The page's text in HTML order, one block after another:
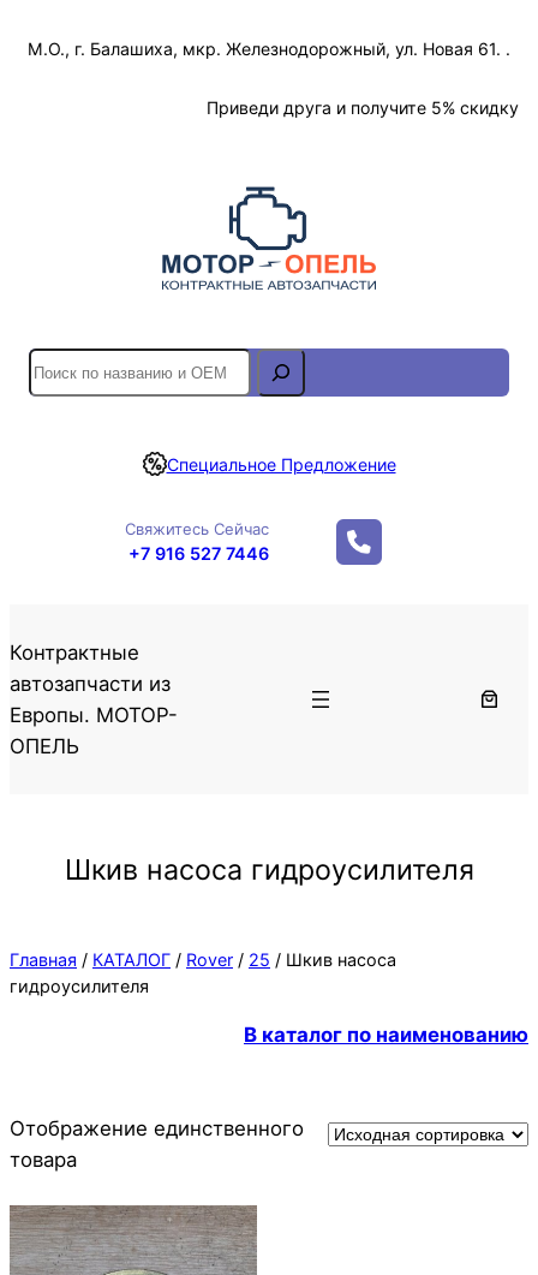
М.О., г. Балашиха, мкр. Железнодорожный, ул. Новая 61. .
Приведи друга и получите 5% скидку
S
e
r
Специальное Предложение
Свяжитесь Сейчас
+7 916 527 7446
Контрактные
автозапчасти из
Европы. МОТОР-
ОПЕЛЬ
Шкив насоса гидроусилителя
Главная / КАТАЛОГ / Rover / 25 / Шкив насоса
гидроусилителя
В каталог по наименованию
Отображение единственного
товара